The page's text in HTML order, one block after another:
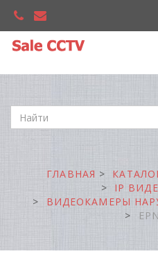
CCTV"
ГЛАВНАЯ
IP
ВИДЕОКАМЕРЫ